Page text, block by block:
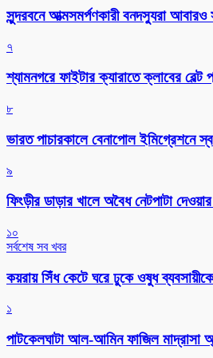
সুন্দরবনে আত্মসমর্পণকারী বনদস্যুরা
৭
শ্যামনগরে ফাইটার ক্যারাতে ক্লাবের বেল্ট
৮
ভারত পাচারকালে বেনাপোল ইমিগ্রেশনে
৯
ফিংড়ীর ডাড়ার খালে অবৈধ নেটপাটা
১০
সর্বশেষ সব খবর
কয়রায় সিঁধ কেটে ঘরে ঢুকে ওষুধ
১
পাটকেলঘাটা আল-আমিন ফাজিল মাদ্রাসা